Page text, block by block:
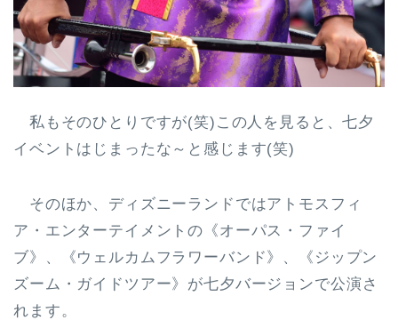
私もそのひとりですが(笑)この人を見ると、七夕
イベントはじまったな～と感じます(笑)
そのほか、ディズニーランドではアトモスフィ
ア・エンターテイメントの《オーパス・ファイ
ブ》、《ウェルカムフラワーバンド》、《ジップン
ズーム・ガイドツアー》が七夕バージョンで公演さ
れます。